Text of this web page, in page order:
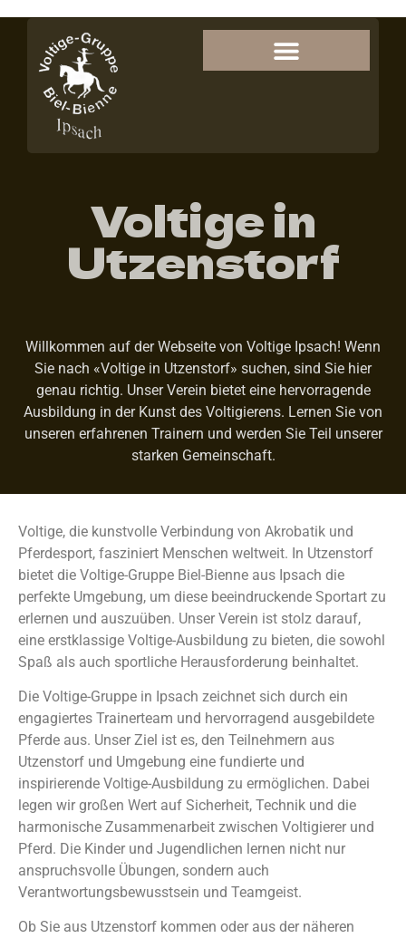
Voltige in
Utzenstorf
Willkommen auf der Webseite von Voltige Ipsach! Wenn
Sie nach «Voltige in Utzenstorf» suchen, sind Sie hier
genau richtig. Unser Verein bietet eine hervorragende
Ausbildung in der Kunst des Voltigierens. Lernen Sie von
unseren erfahrenen Trainern und werden Sie Teil unserer
starken Gemeinschaft.
Voltige, die kunstvolle Verbindung von Akrobatik und
Pferdesport, fasziniert Menschen weltweit. In Utzenstorf
bietet die Voltige-Gruppe Biel-Bienne aus Ipsach die
perfekte Umgebung, um diese beeindruckende Sportart zu
erlernen und auszuüben. Unser Verein ist stolz darauf,
eine erstklassige Voltige-Ausbildung zu bieten, die sowohl
Spaß als auch sportliche Herausforderung beinhaltet.
Die Voltige-Gruppe in Ipsach zeichnet sich durch ein
engagiertes Trainerteam und hervorragend ausgebildete
Pferde aus. Unser Ziel ist es, den Teilnehmern aus
Utzenstorf und Umgebung eine fundierte und
inspirierende Voltige-Ausbildung zu ermöglichen. Dabei
legen wir großen Wert auf Sicherheit, Technik und die
harmonische Zusammenarbeit zwischen Voltigierer und
Pferd. Die Kinder und Jugendlichen lernen nicht nur
anspruchsvolle Übungen, sondern auch
Verantwortungsbewusstsein und Teamgeist.
Ob Sie aus Utzenstorf kommen oder aus der näheren